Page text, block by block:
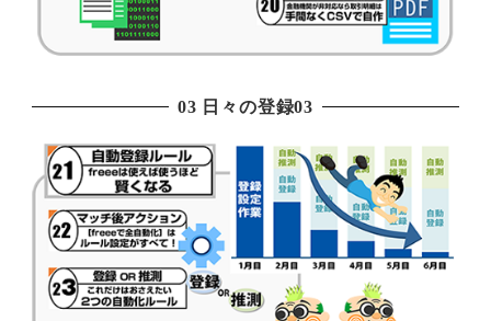
03 日々の登録03